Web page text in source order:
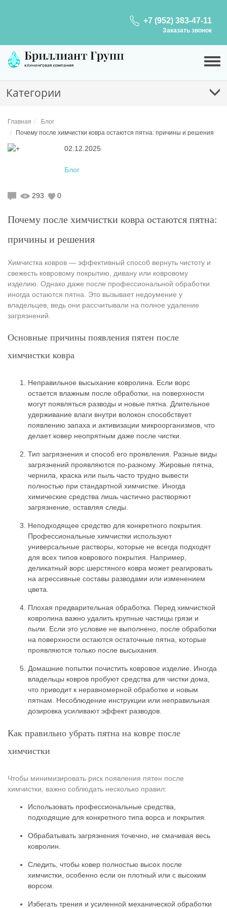
+7 (952) 383-47-11
Заказать звонок
Категории
Главная
Блог
Почему после химчистки ковра остаются пятна: причины и решения
02.12.2025
Блог
293 0
Почему после химчистки ковра остаются пятна:
причины и решения
Химчистка ковров — эффективный способ вернуть чистоту и
свежесть ковровому покрытию, дивану или ковровому
изделию. Однако даже после профессиональной обработки
иногда остаются пятна. Это вызывает недоумение у
владельцев, ведь они рассчитывали на полное удаление
загрязнений.
Основные причины появления пятен после
химчистки ковра
Неправильное высыхание ковролина. Если ворс
остается влажным после обработки, на поверхности
могут появляться разводы и новые пятна. Длительное
удерживание влаги внутри волокон способствует
появлению запаха и активизации микроорганизмов, что
делает ковер неопрятным даже после чистки.
Тип загрязнения и способ его проявления. Разные виды
загрязнений проявляются по-разному. Жировые пятна,
чернила, краска или пыль часто трудно вывести
полностью при стандартной химчистке. Иногда
химические средства лишь частично растворяют
загрязнение, оставляя следы.
Неподходящее средство для конкретного покрытия.
Профессиональные химчистки используют
универсальные растворы, которые не всегда подходят
для всех типов коврового покрытия. Например,
деликатный ворс шерстяного ковра может реагировать
на агрессивные составы разводами или изменением
цвета.
Плохая предварительная обработка. Перед химчисткой
ковролина важно удалить крупные частицы грязи и
пыли. Если это условие не выполнено, после обработки
на поверхности остаются остаточные пятна, которые
проявляются только после высыхания.
Домашние попытки почистить ковровое изделие. Иногда
владельцы ковров пробуют средства для чистки дома,
что приводит к неравномерной обработке и новым
пятнам. Несоблюдение инструкции или неправильная
дозировка усиливают эффект разводов.
Как правильно убрать пятна на ковре после
химчистки
Чтобы минимизировать риск появления пятен после
химчистки, важно соблюдать несколько правил:
Использовать профессиональные средства,
подходящие для конкретного типа ворса и покрытия.
Обрабатывать загрязнения точечно, не смачивая весь
ковролин.
Следить, чтобы ковер полностью высох после
химчистки, особенно если он плотный или с высоким
ворсом.
Избегать трения и усиленной механической обработки